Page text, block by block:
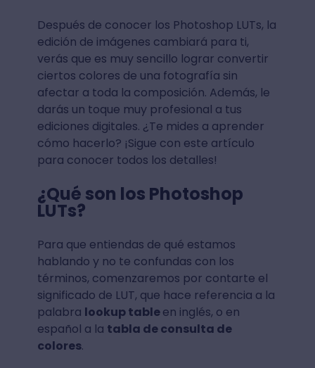
Después de conocer los Photoshop LUTs, la
edición de imágenes cambiará para ti,
verás que es muy sencillo lograr convertir
ciertos colores de una fotografía sin
afectar a toda la composición. Además, le
darás un toque muy profesional a tus
ediciones digitales. ¿Te mides a aprender
cómo hacerlo? ¡Sigue con este artículo
para conocer todos los detalles!
¿Qué son los Photoshop
LUTs?
Para que entiendas de qué estamos
hablando y no te confundas con los
términos, comenzaremos por contarte el
significado de LUT, que hace referencia a la
palabra lookup tableen inglés, o en
español a la tabla de consulta de
colores.